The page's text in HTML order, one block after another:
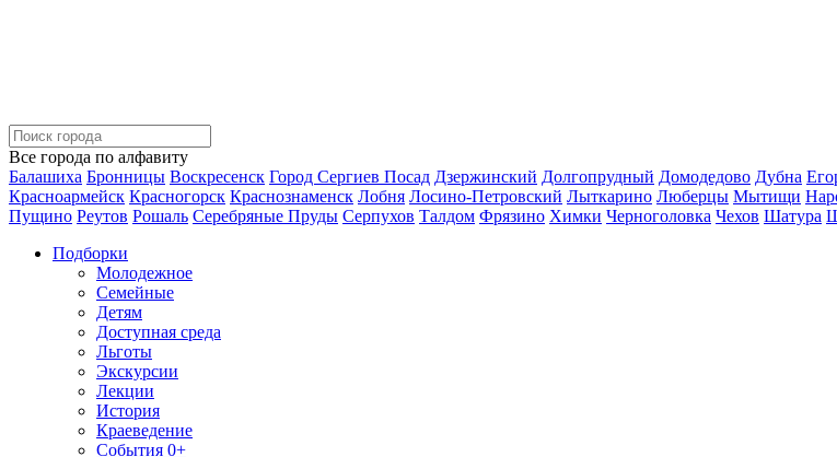
Все города по алфавиту
Балашиха Бронницы Воскресенск Город Сергиев Посад Дзержинский Долгопрудный Домодедово Дубна
Красноармейск Красногорск Краснознаменск Лобня Лосино-Петровский Лыткарино Люберцы Мытищи
Пущино Реутов Рошаль Серебряные Пруды Серпухов Талдом Фрязино Химки Черноголовка Чехов Шатура
Подборки
Молодежное
Семейные
Детям
Доступная среда
Льготы
Экскурсии
Лекции
История
Краеведение
События 0+